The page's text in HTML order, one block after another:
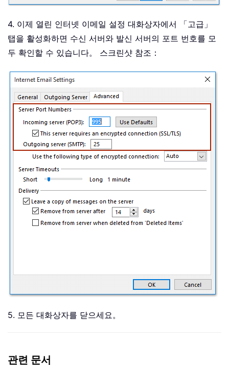
4. 이제 열린 인터넷 이메일 설정 대화상자에서 「고급」
탭을 활성화하면 수신 서버와 발신 서버의 포트 번호를 모
두 확인할 수 있습니다。 스크린샷 참조：
5. 모든 대화상자를 닫으세요。
관련 문서